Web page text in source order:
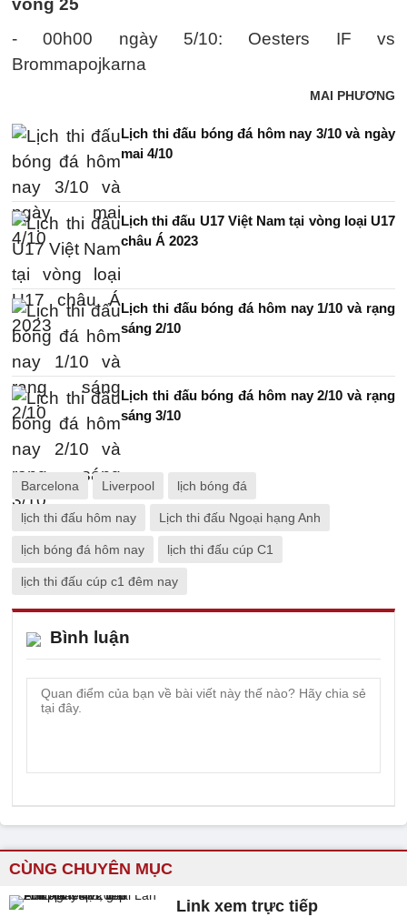
vòng 25
- 00h00 ngày 5/10: Oesters IF vs
Brommapojkarna
MAI PHƯƠNG
Lịch thi đấu bóng đá hôm nay 3/10 và ngày
mai 4/10
Lịch thi đấu U17 Việt Nam tại vòng loại U17
châu Á 2023
Lịch thi đấu bóng đá hôm nay 1/10 và rạng
sáng 2/10
Lịch thi đấu bóng đá hôm nay 2/10 và rạng
sáng 3/10
Barcelona Liverpool lịch bóng đá
lịch thi đấu hôm nay Lịch thi đấu Ngoại hạng Anh
lịch bóng đá hôm nay lịch thi đấu cúp C1
lịch thi đấu cúp c1 đêm nay
Bình luận
CÙNG CHUYÊN MỤC
Link xem trực tiếp